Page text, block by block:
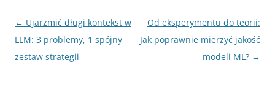
Nawigacja
wpisu
← Ujarzmić długi kontekst w
LLM: 3 problemy, 1 spójny
zestaw strategii
Od eksperymentu do teorii:
Jak poprawnie mierzyć jakość
modeli ML? →